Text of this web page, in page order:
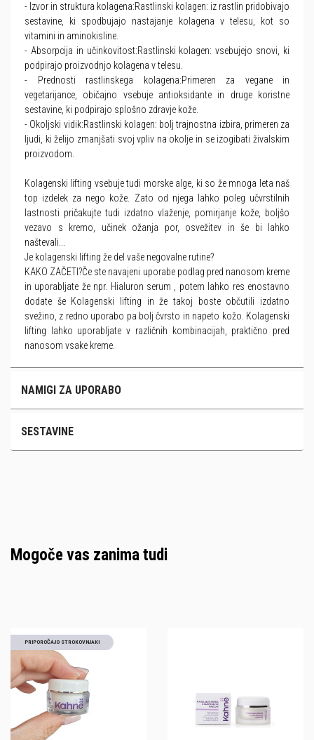
- Izvor in struktura kolagena:Rastlinski kolagen: iz rastlin pridobivajo
sestavine, ki spodbujajo nastajanje kolagena v telesu, kot so
vitamini in aminokisline.
- Absorpcija in učinkovitost:Rastlinski kolagen: vsebujejo snovi, ki
podpirajo proizvodnjo kolagena v telesu.
- Prednosti rastlinskega kolagena:Primeren za vegane in
vegetarijance, običajno vsebuje antioksidante in druge koristne
sestavine, ki podpirajo splošno zdravje kože.
- Okoljski vidik:Rastlinski kolagen: bolj trajnostna izbira, primeren za
ljudi, ki želijo zmanjšati svoj vpliv na okolje in se izogibati živalskim
proizvodom.
Kolagenski lifting vsebuje tudi morske alge, ki so že mnoga leta naš
top izdelek za nego kože. Zato od njega lahko poleg učvrstilnih
lastnosti pričakujte tudi izdatno vlaženje, pomirjanje kože, boljšo
vezavo s kremo, učinek ožanja por, osvežitev in še bi lahko
naštevali...
Je kolagenski lifting že del vaše negovalne rutine?
KAKO ZAČETI?Če ste navajeni uporabe podlag pred nanosom kreme
in uporabljate že npr. Hialuron serum , potem lahko res enostavno
dodate še Kolagenski lifting in že takoj boste občutili izdatno
svežino, z redno uporabo pa bolj čvrsto in napeto kožo. Kolagenski
lifting lahko uporabljate v različnih kombinacijah, praktično pred
nanosom vsake kreme.
NAMIGI ZA UPORABO
SESTAVINE
Mogoče vas zanima tudi
PRIPOROČAJO STROKOVNJAKI